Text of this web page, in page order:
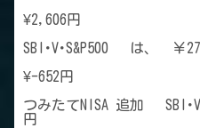
¥2,606円
SBI･V･S&P500 は、 ￥
¥-652円
つみたてNISA 追加 SBI
円